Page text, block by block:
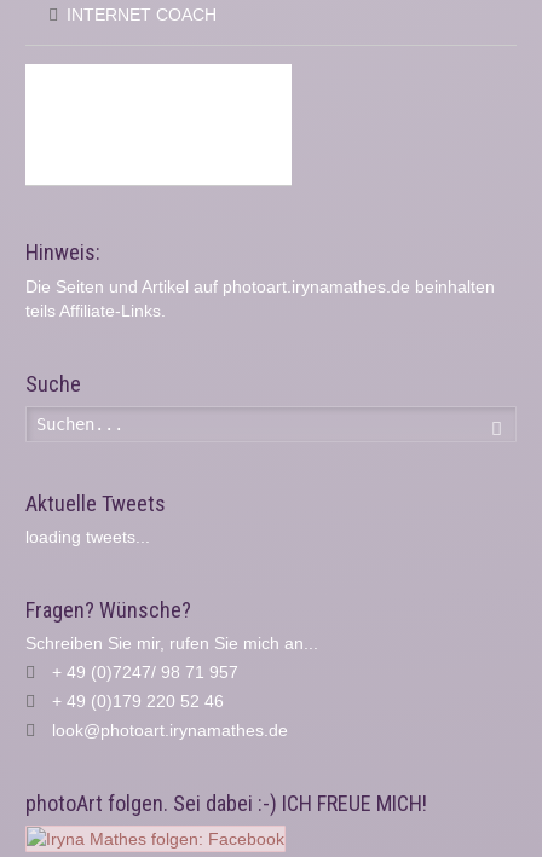
INTERNET COACH
Hinweis:
Die Seiten und Artikel auf photoart.irynamathes.de beinhalten
teils Affiliate-Links.
Suche
Aktuelle Tweets
loading tweets...
Fragen? Wünsche?
Schreiben Sie mir, rufen Sie mich an...
+ 49 (0)7247/ 98 71 957
+ 49 (0)179 220 52 46
look@photoart.irynamathes.de
photoArt folgen. Sei dabei :-) ICH FREUE MICH!